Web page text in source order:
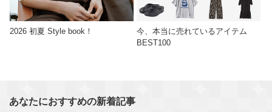
2026 初夏 Style book！
今、本当に売れているアイテム
BEST100
あなたにおすすめの新着記事